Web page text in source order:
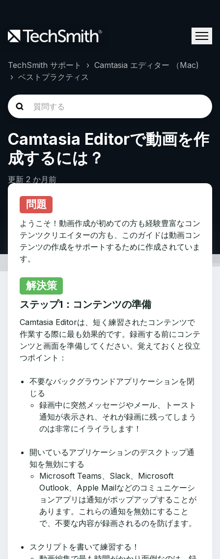
TechSmith サポート
Camtasia エディター （Mac)
ベストプラクティス
Camtasia Editorで動画を作
成するには？
更新 2 か月前
問題
ようこそ！動画作成が初めての方も経験豊富なコン
テンツクリエイターの方も、このガイドは動画コン
テンツの作成をサポートするために作成されていま
す。
解決策
ステップ1：コンテンツの準備
Camtasia Editorは、短く練習されたコンテンツで
作業する際に最も効果的です。録画する前にコンテ
ンツと画面を準備してください。覚えておくと役立
つポイント：
不要なバックグラウンドアプリケーションを閉
じる
録画中に突然メッセージやメール、トースト
通知が表示され、それが録画に残ってしまう
のは非常にイライラします！
開いているアプリケーションのデスクトップ通
知を無効にする
Microsoft Teams、Slack、Microsoft
Outlook、Apple Mailなどのコミュニケーシ
ョンアプリは通知がポップアップすることが
あります。これらの通知を無効にすること
で、不要な内容が録画されるのを防げます。
スクリプトを書いて練習する！